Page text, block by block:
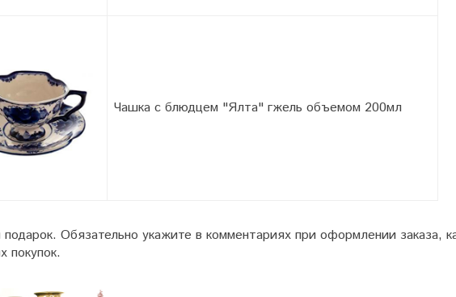
Чашка с блюдцем "Ялта" гжель объемом 200мл
Обязательно укажите в комментариях при оформлении заказа,
покупок.